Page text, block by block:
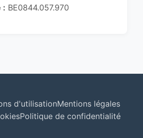
: BE0844.057.970
d'utilisationMentions légales
Politique de confidentialité